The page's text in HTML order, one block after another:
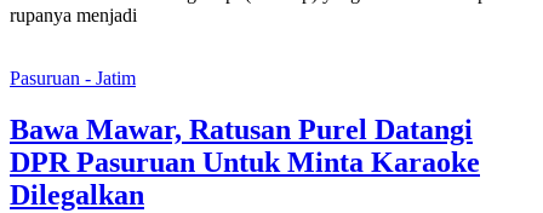
rupanya menjadi
Pasuruan - Jatim
Bawa Mawar, Ratusan Purel Datangi
DPR Pasuruan Untuk Minta Karaoke
Dilegalkan